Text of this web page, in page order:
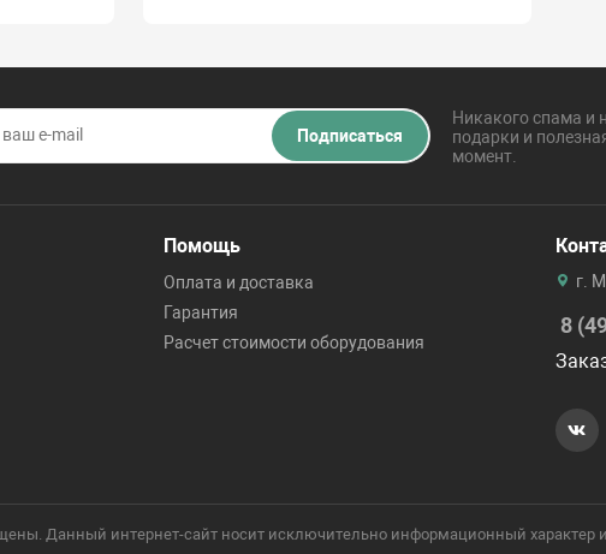
Подписаться
Никакого спама и
подарки и
момент.
Помощь
Оплата и доставка
Гарантия
Расчет стоимости оборудования
г.
8
Данный интернет-сайт носит исключительно информационный характер